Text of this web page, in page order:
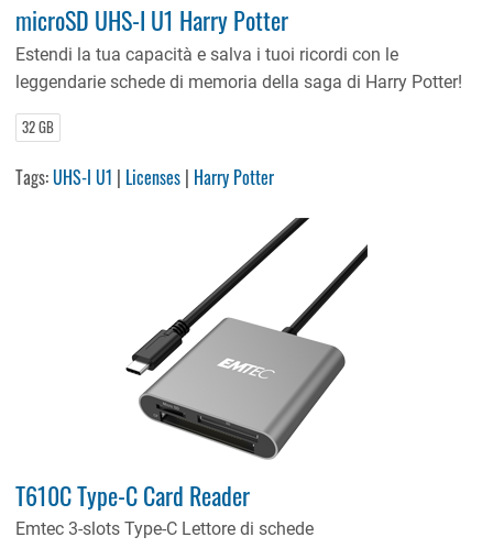
microSD UHS-I U1 Harry Potter
Estendi la tua capacità e salva i tuoi ricordi con le
leggendarie schede di memoria della saga di Harry Potter!
32 GB
Tags:UHS-I U1 | Licenses | Harry Potter
T610C Type-C Card Reader
Emtec 3-slots Type-C Lettore di schede